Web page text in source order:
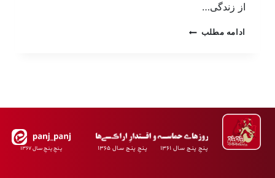
از زندگی…
ادامه مطلب
پـنجِ پنـج سـال ۱۳۶۱ پـنجِ پنـج سـال ۱۳۶۵ پـنجِ پنـجِ سـال ۱۳۶۷